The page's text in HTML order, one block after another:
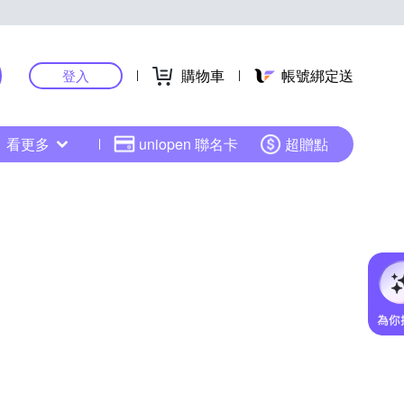
登入 購物車 帳號綁定送
看更多 uniopen 聯名卡 超贈點